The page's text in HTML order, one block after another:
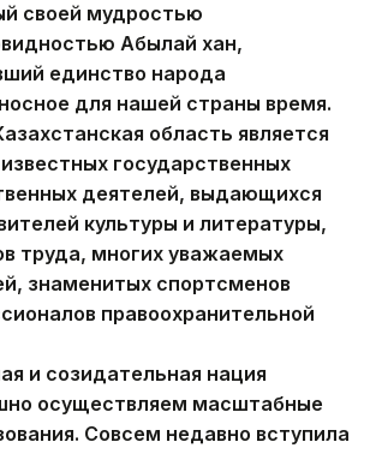
своей мудростью
Абылай хан,
единство народа
для нашей страны время.
область является
государственных
деятелей, выдающихся
культуры и литературы,
труда, многих уважаемых
знаменитых спортсменов
правоохранительной
и созидательная нация
осуществляем масштабные
Совсем недавно вступила